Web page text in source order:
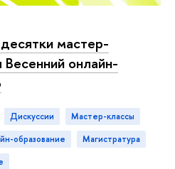
мастер-
онлайн-
дискуссии
мастер-классы
образование
магистратура